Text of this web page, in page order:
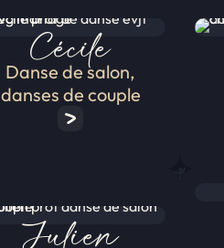
Cécile
Danse de salon,
danses de couple
Julien